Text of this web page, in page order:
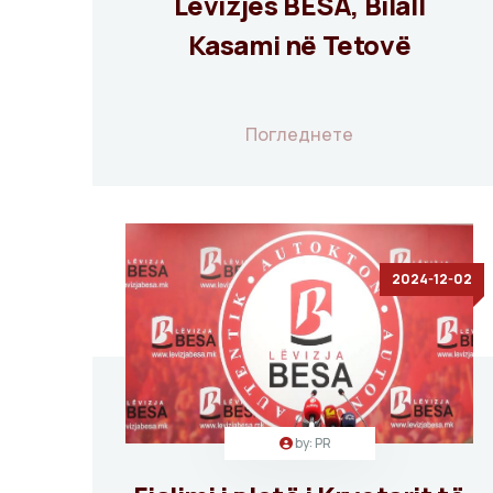
Kasami në Tetovë
Погледнете
2024-12-02
by: PR